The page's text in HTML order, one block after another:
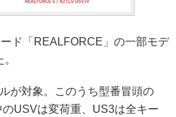
ド「REALFORCE」の一部モデ
が対象。このうち型番冒頭の
USVは変荷重、US3は全キー